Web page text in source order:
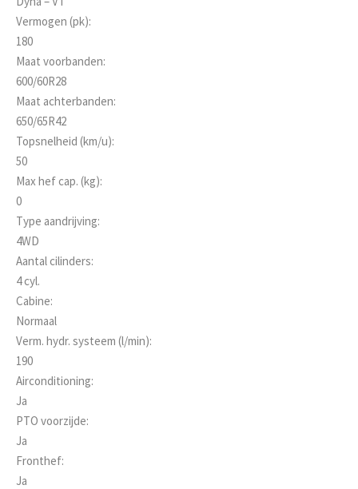
Vermogen (pk):
180
Maat voorbanden:
600/60R28
Maat achterbanden:
650/65R42
Topsnelheid (km/u):
50
Max hef cap. (kg):
0
Type aandrijving:
4WD
Aantal cilinders:
4 cyl.
Cabine:
Normaal
Verm. hydr. systeem (l/min):
190
Airconditioning:
Ja
PTO voorzijde:
Ja
Fronthef:
Ja